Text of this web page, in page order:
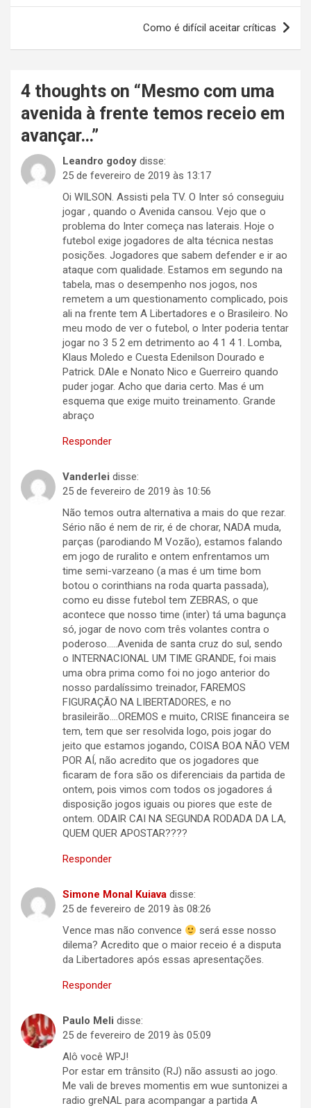
Como é difícil aceitar críticas
4 thoughts on “ Mesmo com uma
avenida à frente temos receio em
avançar…”
Leandro godoy disse:
25 de fevereiro de 2019 às 13:17
Oi WILSON. Assisti pela TV. O Inter só conseguiu
jogar , quando o Avenida cansou. Vejo que o
problema do Inter começa nas laterais. Hoje o
futebol exige jogadores de alta técnica nestas
posições. Jogadores que sabem defender e ir ao
ataque com qualidade. Estamos em segundo na
tabela, mas o desempenho nos jogos, nos
remetem a um questionamento complicado, pois
ali na frente tem A Libertadores e o Brasileiro. No
meu modo de ver o futebol, o Inter poderia tentar
jogar no 3 5 2 em detrimento ao 4 1 4 1. Lomba,
Klaus Moledo e Cuesta Edenilson Dourado e
Patrick. DAle e Nonato Nico e Guerreiro quando
puder jogar. Acho que daria certo. Mas é um
esquema que exige muito treinamento. Grande
abraço
Responder
Vanderlei disse:
25 de fevereiro de 2019 às 10:56
Não temos outra alternativa a mais do que rezar.
Sério não é nem de rir, é de chorar, NADA muda,
parças (parodiando M Vozão), estamos falando
em jogo de ruralito e ontem enfrentamos um
time semi-varzeano (a mas é um time bom
botou o corinthians na roda quarta passada),
como eu disse futebol tem ZEBRAS, o que
acontece que nosso time (inter) tá uma bagunça
só, jogar de novo com três volantes contra o
poderoso…..Avenida de santa cruz do sul, sendo
o INTERNACIONAL UM TIME GRANDE, foi mais
uma obra prima como foi no jogo anterior do
nosso pardalíssimo treinador, FAREMOS
FIGURAÇÃO NA LIBERTADORES, e no
brasileirão….OREMOS e muito, CRISE financeira se
tem, tem que ser resolvida logo, pois jogar do
jeito que estamos jogando, COISA BOA NÃO VEM
POR AÍ, não acredito que os jogadores que
ficaram de fora são os diferenciais da partida de
ontem, pois vimos com todos os jogadores á
disposição jogos iguais ou piores que este de
ontem. ODAIR CAI NA SEGUNDA RODADA DA LA,
QUEM QUER APOSTAR????
Responder
Simone Monal Kuiava disse:
25 de fevereiro de 2019 às 08:26
Vence mas não convence
será esse nosso
dilema? Acredito que o maior receio é a disputa
da Libertadores após essas apresentações.
Responder
Paulo Meli disse:
25 de fevereiro de 2019 às 05:09
Alô você WPJ!
Por estar em trânsito (RJ) não assusti ao jogo.
Me vali de breves momentis em wue suntonizei a
radio greNAL para acompangar a partida A